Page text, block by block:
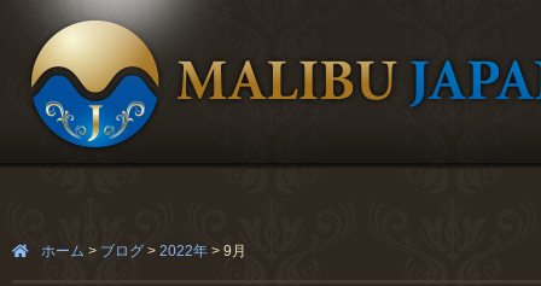
ホーム > ブログ > 2022年 > 9月